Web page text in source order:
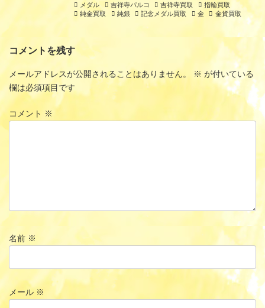
メダル
吉祥寺パルコ 吉祥寺買取
指輪買取
純金買取
純銀 記念メダル買取 金 金貨買取
コメントを残す
メールアドレスが公開されることはありません。 ※ が付いている
欄は必須項目です
コメント ※
名前 ※
メール ※